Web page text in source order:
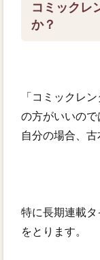
コミックレ
か？
「コミックレ
の方がいいので
自分の場合、古
特に長期連載
をとります。